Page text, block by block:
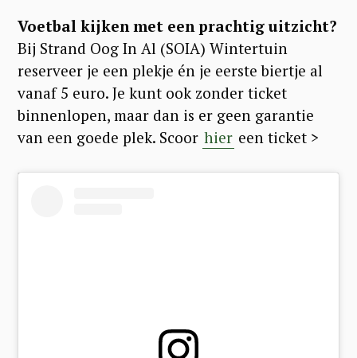
Voetbal kijken met een prachtig uitzicht?
Bij Strand Oog In Al (SOIA) Wintertuin
reserveer je een plekje én je eerste biertje al
vanaf 5 euro. Je kunt ook zonder ticket
binnenlopen, maar dan is er geen garantie
van een goede plek. Scoor hier een ticket >
S
e
a
r
c
h
f